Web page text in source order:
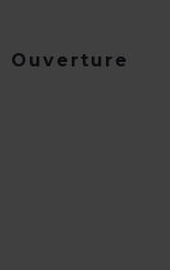
Ouverture